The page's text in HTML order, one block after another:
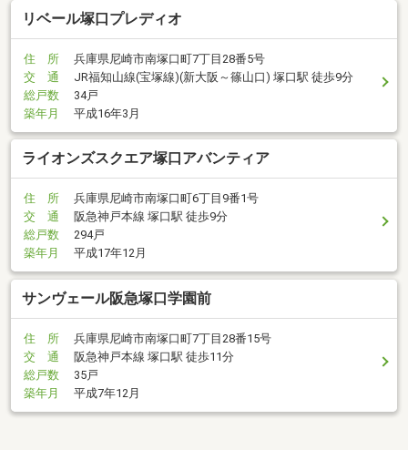
リベール塚口プレディオ
住 所
兵庫県尼崎市南塚口町7丁目28番5号
交 通
JR福知山線(宝塚線)(新大阪～篠山口) 塚口駅 徒歩9分
総戸数
34戸
築年月
平成16年3月
ライオンズスクエア塚口アバンティア
住 所
兵庫県尼崎市南塚口町6丁目9番1号
交 通
阪急神戸本線 塚口駅 徒歩9分
総戸数
294戸
築年月
平成17年12月
サンヴェール阪急塚口学園前
住 所
兵庫県尼崎市南塚口町7丁目28番15号
交 通
阪急神戸本線 塚口駅 徒歩11分
総戸数
35戸
築年月
平成7年12月